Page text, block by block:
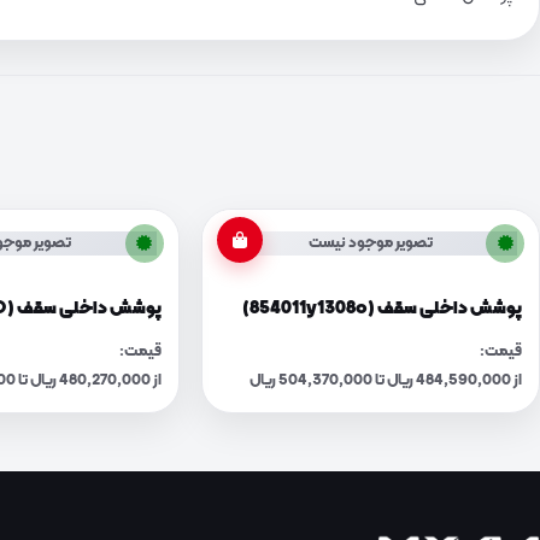
تصویر موجود نیست
پوشش داخلی سقف (854011y1308o)
قیمت:
از 484,590,000 ریال تا 504,370,000 ریال
تصویر
پوشش داخلی سقف (854011Y2408O)
قیمت:
از 480,270,000 ریال تا 499,880,000 ریال